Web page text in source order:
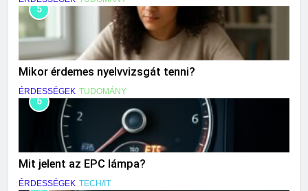
5
Mikor érdemes nyelvvizsgát tenni?
ÉRDESSÉGEK TUDOMÁNY
6
Mit jelent az EPC lámpa?
ÉRDESSÉGEK TECH/IT